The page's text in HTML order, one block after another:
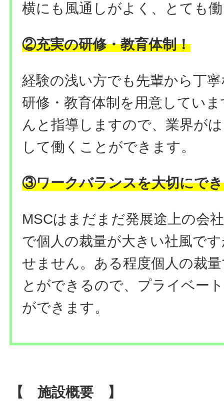
横にも風通しがよく、とても
②充実の研修・教育体制！
経験の浅い方でも先輩から丁
研修・教育体制を用意してい
んと指導しますので、業界が
して働くことができます。
③ワークバランスを大切にで
MSCはまだまだ発展途上の会
で個人の裁量が大きい社風で
せません。ある程度個人の裁
とができるので、プライベー
ができます。
【 施設概要 】